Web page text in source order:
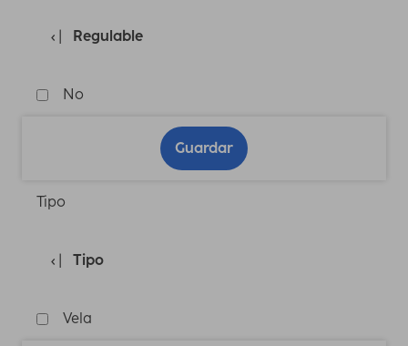
Regulable
No
Guardar
Tipo
Tipo
Vela